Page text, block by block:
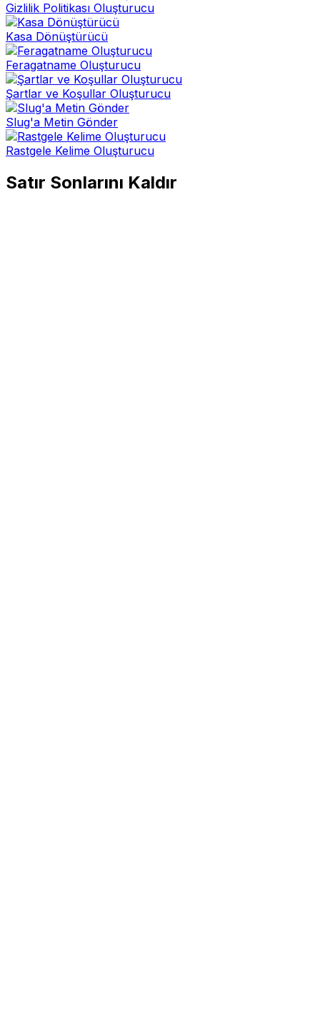
Gizlilik Politikası Oluşturucu
Kasa Dönüştürücü
Feragatname Oluşturucu
Şartlar ve Koşullar Oluşturucu
Slug'a Metin Gönder
Rastgele Kelime Oluşturucu
Satır Sonlarını Kaldır